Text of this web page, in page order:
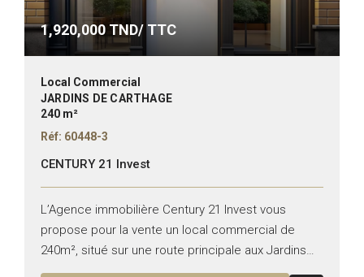
1,920,000 TND/ TTC
Local Commercial
JARDINS DE CARTHAGE
240 m²
Réf: 60448-3
CENTURY 21 Invest
L’Agence immobilière Century 21 Invest vous
propose pour la vente un local commercial de
240m², situé sur une route principale aux Jardins
de Carthage. Superficie : 240 m² Hauteur : 6m